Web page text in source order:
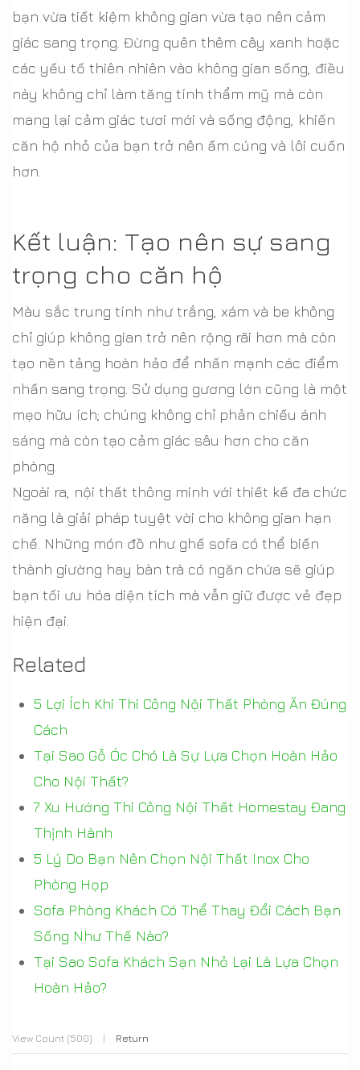
bạn vừa tiết kiệm không gian vừa tạo nên cảm
giác sang trọng. Đừng quên thêm cây xanh hoặc
các yếu tố thiên nhiên vào không gian sống, điều
này không chỉ làm tăng tính thẩm mỹ mà còn
mang lại cảm giác tươi mới và sống động, khiến
căn hộ nhỏ của bạn trở nên ấm cúng và lôi cuốn
hơn.
Kết luận: Tạo nên sự sang
trọng cho căn hộ
Màu sắc trung tính như trắng, xám và be không
chỉ giúp không gian trở nên rộng rãi hơn mà còn
tạo nền tảng hoàn hảo để nhấn mạnh các điểm
nhấn sang trọng. Sử dụng gương lớn cũng là một
mẹo hữu ích; chúng không chỉ phản chiếu ánh
sáng mà còn tạo cảm giác sâu hơn cho căn
phòng.
Ngoài ra, nội thất thông minh với thiết kế đa chức
năng là giải pháp tuyệt vời cho không gian hạn
chế. Những món đồ như ghế sofa có thể biến
thành giường hay bàn trà có ngăn chứa sẽ giúp
bạn tối ưu hóa diện tích mà vẫn giữ được vẻ đẹp
hiện đại.
Related
5 Lợi Ích Khi Thi Công Nội Thất Phòng Ăn Đúng
Cách
Tại Sao Gỗ Óc Chó Là Sự Lựa Chọn Hoàn Hảo
Cho Nội Thất?
7 Xu Hướng Thi Công Nội Thất Homestay Đang
Thịnh Hành
5 Lý Do Bạn Nên Chọn Nội Thất Inox Cho
Phòng Họp
Sofa Phòng Khách Có Thể Thay Đổi Cách Bạn
Sống Như Thế Nào?
Tại Sao Sofa Khách Sạn Nhỏ Lại Là Lựa Chọn
Hoàn Hảo?
View Count (500) | Return